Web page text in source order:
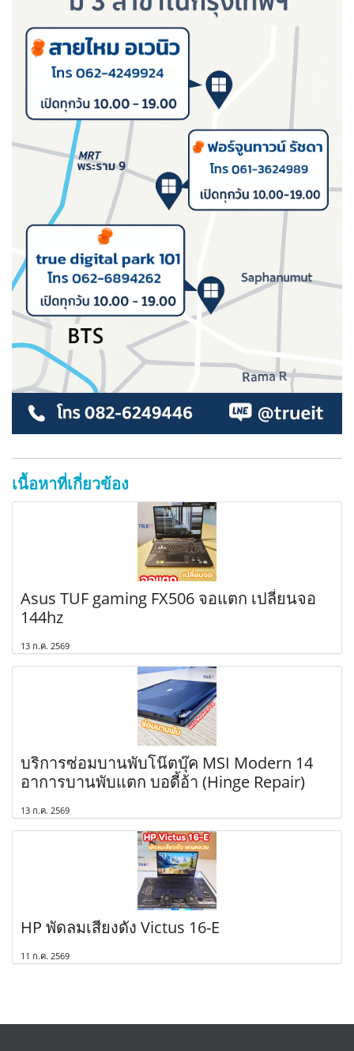
เนื้อหาที่เกี่ยวข้อง
Asus TUF gaming FX506 จอแตก เปลี่ยนจอ
144hz
13 ก.ค. 2569
บริการซ่อมบานพับโน๊ตบุ๊ค MSI Modern 14
อาการบานพับแตก บอดี้อ้า (Hinge Repair)
13 ก.ค. 2569
HP พัดลมเสียงดัง Victus 16-E
11 ก.ค. 2569